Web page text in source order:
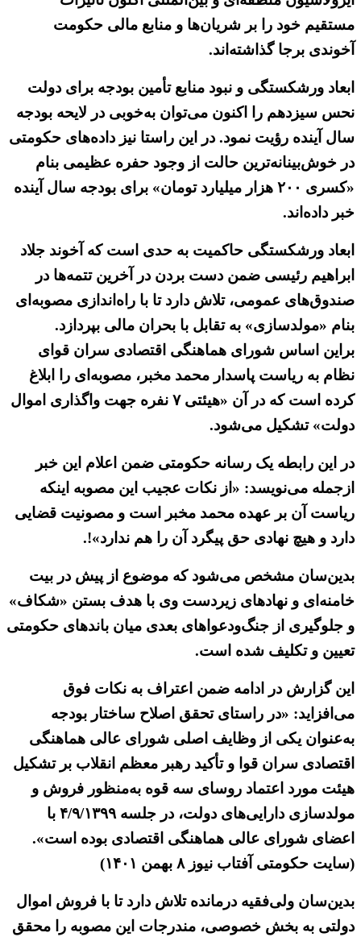
مستقیم خود را بر شریان‌ها و منابع مالی حکومت
آخوندی برجا گذاشته‌اند.
ابعاد ورشکستگی و نبود منابع تأمین بودجه برای دولت
نحس سیزدهم را اکنون می‌توان به‌خوبی در لایحه بودجه
سال آینده رؤیت نمود. در این راستا نیز داده‌های حکومتی
در خوش‌بینانه‌ترین حالت از وجود حفره عظیمی بنام
«کسری ۲۰۰ هزار میلیارد تومان» برای بودجه سال آینده
خبر داده‌اند.
ابعاد ورشکستگی حاکمیت به حدی است که آخوند جلاد
ابراهیم رئیسی ضمن دست بردن در آخرین تتمه‌ها در
صندوق‌های عمومی، تلاش دارد تا با راه‌اندازی مصوبه‌ای
بنام «مولدسازی» به تقابل با بحران مالی بپردازد.
براین اساس شورای هماهنگی اقتصادی سران قوای
نظام به ریاست پاسدار محمد مخبر، مصوبه‌ای را ابلاغ
کرده است که در آن «هیئتی ۷ نفره جهت واگذاری اموال
دولت» تشکیل می‌شود.
در این رابطه یک رسانه حکومتی ضمن اعلام این خبر
ازجمله می‌نویسد: «از نکات عجیب این مصوبه اینکه
ریاست آن بر عهده محمد مخبر است و مصونیت قضایی
دارد و هیچ نهادی حق پیگرد آن را هم ندارد»!.
بدین‌سان مشخص می‌شود که موضوع از پیش در بیت
خامنه‌ای و نهادهای زیردست وی با هدف بستن «شکاف»
و جلوگیری از جنگ‌ودعواهای بعدی میان باندهای حکومتی
تعیین و تکلیف شده است.
این گزارش در ادامه ضمن اعتراف به نکات فوق
می‌افزاید: «در راستای تحقق اصلاح ساختار بودجه
به‌عنوان یکی از وظایف اصلی شورای عالی هماهنگی
اقتصادی سران قوا و تأکید رهبر معظم انقلاب بر تشکیل
هیئت مورد اعتماد روسای سه قوه به‌منظور فروش و
مولدسازی دارایی‌های دولت، در جلسه ۴/۹/۱۳۹۹ با
اعضای شورای عالی هماهنگی اقتصادی بوده است».
(سایت حکومتی آفتاب نیوز ۸ بهمن ۱۴۰۱)
بدین‌سان ولی‌فقیه درمانده تلاش دارد تا با فروش اموال
دولتی به بخش خصوصی، مندرجات این مصوبه را محقق